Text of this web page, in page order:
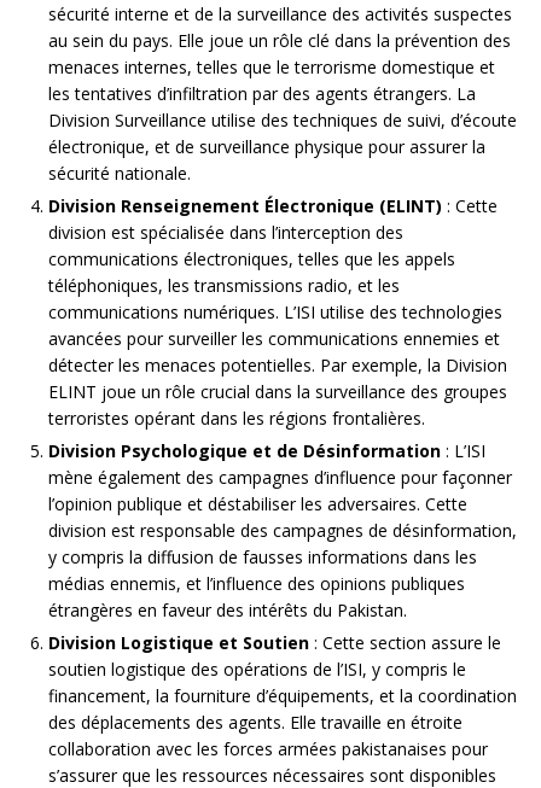
sécurité interne et de la surveillance des activités suspectes
au sein du pays. Elle joue un rôle clé dans la prévention des
menaces internes, telles que le terrorisme domestique et
les tentatives d’infiltration par des agents étrangers. La
Division Surveillance utilise des techniques de suivi, d’écoute
électronique, et de surveillance physique pour assurer la
sécurité nationale.
Division Renseignement Électronique (ELINT) : Cette
division est spécialisée dans l’interception des
communications électroniques, telles que les appels
téléphoniques, les transmissions radio, et les
communications numériques. L’ISI utilise des technologies
avancées pour surveiller les communications ennemies et
détecter les menaces potentielles. Par exemple, la Division
ELINT joue un rôle crucial dans la surveillance des groupes
terroristes opérant dans les régions frontalières.
Division Psychologique et de Désinformation : L’ISI
mène également des campagnes d’influence pour façonner
l’opinion publique et déstabiliser les adversaires. Cette
division est responsable des campagnes de désinformation,
y compris la diffusion de fausses informations dans les
médias ennemis, et l’influence des opinions publiques
étrangères en faveur des intérêts du Pakistan.
Division Logistique et Soutien : Cette section assure le
soutien logistique des opérations de l’ISI, y compris le
financement, la fourniture d’équipements, et la coordination
des déplacements des agents. Elle travaille en étroite
collaboration avec les forces armées pakistanaises pour
s’assurer que les ressources nécessaires sont disponibles